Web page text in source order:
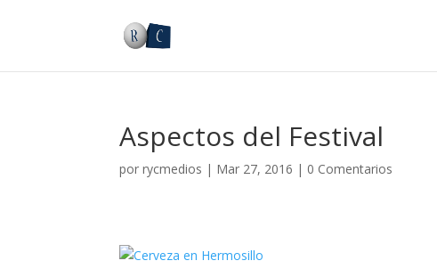
Aspectos del Festival
porrycmedios | Mar 27, 2016 | 0 Comentarios